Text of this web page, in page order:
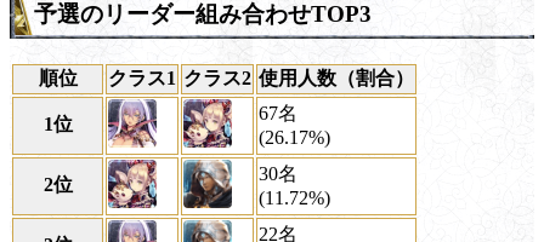
予選のリーダー組み合わせTOP3
順位 クラス1 クラス2 使用人数（割合）
1位
67名
(26.17%)
2位
30名
(11.72%)
22名